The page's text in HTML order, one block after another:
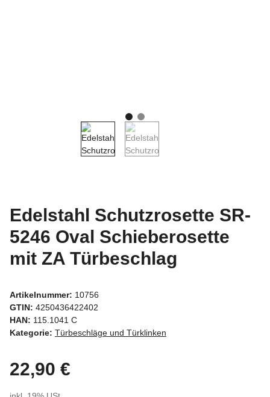
Edelstahl Schutzrosette SR-
5246 Oval Schieberosette
mit ZA Türbeschlag
Artikelnummer: 10756
GTIN: 4250436422402
HAN: 115.1041 C
Kategorie: Türbeschläge und Türklinken
22,90 €